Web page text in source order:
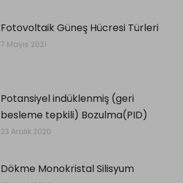
Fotovoltaik Güneş Hücresi Türleri
7 Mayıs 2021
Potansiyel indüklenmiş (geri
besleme tepkili) Bozulma(PID)
23 Aralık 2020
Dökme Monokristal Silisyum